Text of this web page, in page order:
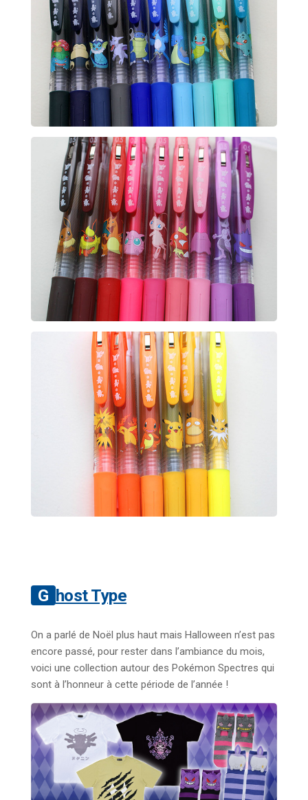
Ghost Type
On a parlé de Noël plus haut mais Halloween n’est pas
encore passé, pour rester dans l’ambiance du mois,
voici une collection autour des Pokémon Spectres qui
sont à l’honneur à cette période de l’année !